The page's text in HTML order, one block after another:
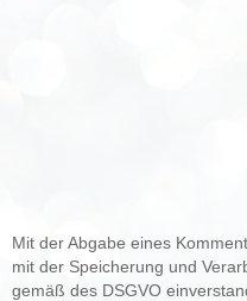
Mit der Abgabe eines
mit der Speicherung und
gemäß des DSGVO